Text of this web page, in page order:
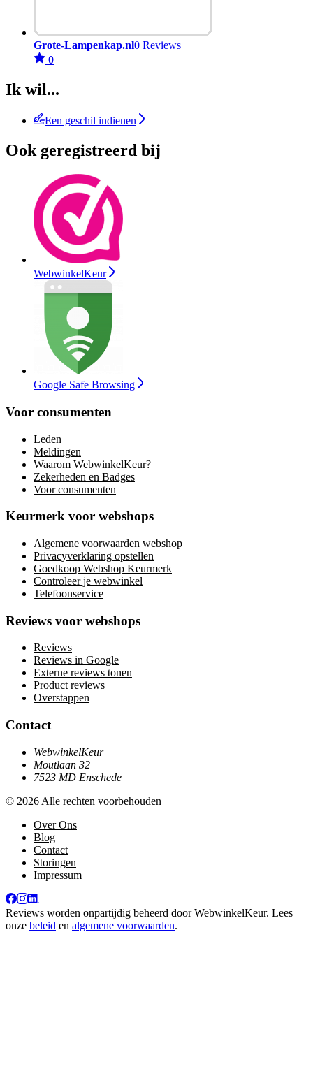
Grote-Lampenkap.nl0 Reviews
0
Ik wil...
Een geschil indienen
Ook geregistreerd bij
WebwinkelKeur
Google Safe Browsing
Voor consumenten
Leden
Meldingen
Waarom WebwinkelKeur?
Zekerheden en Badges
Voor consumenten
Keurmerk voor webshops
Algemene voorwaarden webshop
Privacyverklaring opstellen
Goedkoop Webshop Keurmerk
Controleer je webwinkel
Telefoonservice
Reviews voor webshops
Reviews
Reviews in Google
Externe reviews tonen
Product reviews
Overstappen
Contact
WebwinkelKeur
Moutlaan 32
7523 MD Enschede
© 2026 Alle rechten voorbehouden
Over Ons
Blog
Contact
Storingen
Impressum
Reviews worden onpartijdig beheerd doorWebwinkelKeur. Lees
onze beleid en algemene voorwaarden.